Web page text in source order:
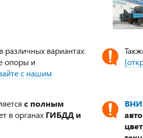
в различных вариантах:
опоры и
с нашим
с полным
в органах ГИБДД и